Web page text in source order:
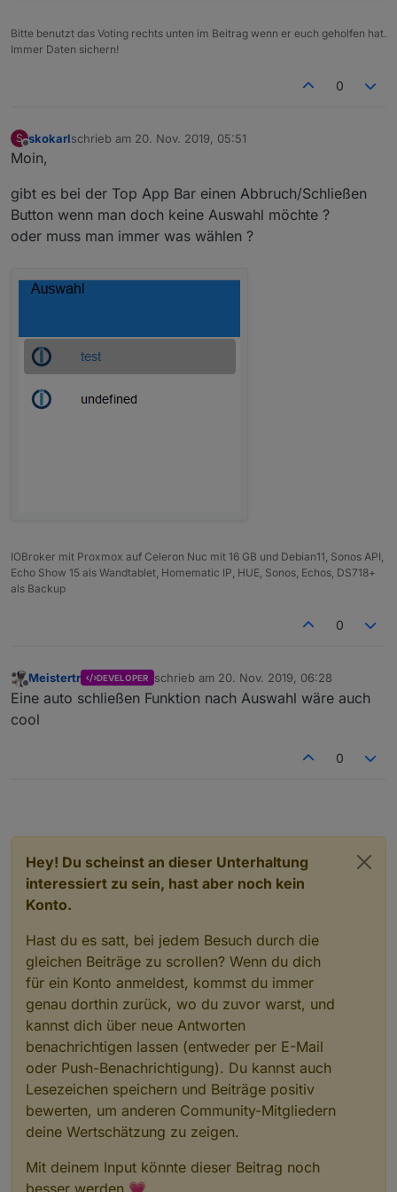
fragen:
https://forum.iobroker.net/topic/25374/neuer-vis-
Bitte benutzt das Voting rechts unten im Beitrag wenn er euch geholfen hat.
Immer Daten sichern!
0
S
Offline
skokarlschrieb am 20. Nov. 2019, 05:51
zuletzt editiert von
Moin,
gibt es bei der Top App Bar einen Abbruch/Schließen
Button wenn man doch keine Auswahl möchte ?
oder muss man immer was wählen ?
IOBroker mit Proxmox auf Celeron Nuc mit 16 GB und Debian11, Sonos API,
Echo Show 15 als Wandtablet, Homematic IP, HUE, Sonos, Echos, DS718+
als Backup
0
Offline
Meistertr DEVELOPER schrieb am 20. Nov. 2019, 06:28
zuletzt editiert von
Eine auto schließen Funktion nach Auswahl wäre auch
cool
0
Hey! Du scheinst an dieser Unterhaltung
interessiert zu sein, hast aber noch kein
Konto.
Hast du es satt, bei jedem Besuch durch die
gleichen Beiträge zu scrollen? Wenn du dich
für ein Konto anmeldest, kommst du immer
genau dorthin zurück, wo du zuvor warst, und
kannst dich über neue Antworten
benachrichtigen lassen (entweder per E-Mail
oder Push-Benachrichtigung). Du kannst auch
Lesezeichen speichern und Beiträge positiv
bewerten, um anderen Community-Mitgliedern
deine Wertschätzung zu zeigen.
Mit deinem Input könnte dieser Beitrag noch
besser werden 💗